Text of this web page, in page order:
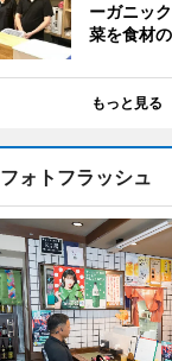
ーガニッ
菜を食材
もっと見る
フォトフラッシュ